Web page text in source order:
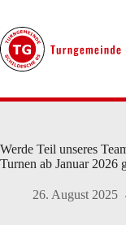
springen
Werde Teil unseres
Turnen ab Januar 2026
26. August 2025